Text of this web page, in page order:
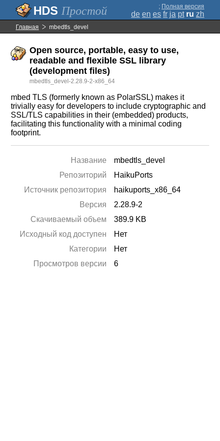
Простой ; Полная версия
de en es fr ja pt ru zh
Главная mbedtls_devel
Open source, portable, easy to use,
readable and flexible SSL library
(development files)
mbedtls_devel-2.28.9-2-x86_64
mbed TLS (formerly known as PolarSSL) makes it
trivially easy for developers to include cryptographic and
SSL/TLS capabilities in their (embedded) products,
facilitating this functionality with a minimal coding
footprint.
Название
mbedtls_devel
Репозиторий
HaikuPorts
Источник репозитория
haikuports_x86_64
Версия
2.28.9-2
Скачиваемый объем
389.9 KB
Исходный код доступен
Нет
Категории
Нет
Просмотров версии
6